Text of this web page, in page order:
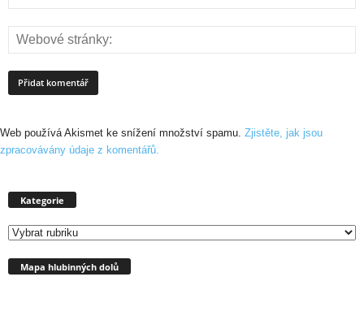
Web používá Akismet ke snížení množství spamu. Zjistěte, jak jsou
zpracovávány údaje z komentářů.
Kategorie
Kategorie
Mapa hlubinných dolů